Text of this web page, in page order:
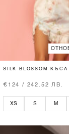
SILK BLOSSOM
€124 / 242.52 ЛВ.
XS S M